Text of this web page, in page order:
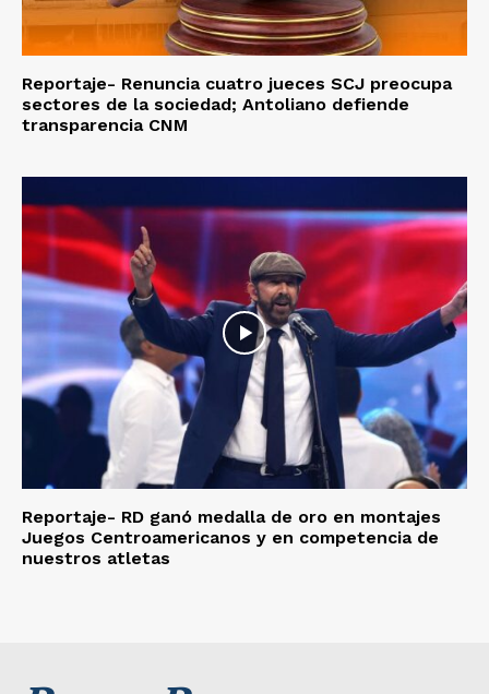
Reportaje- Renuncia cuatro jueces SCJ preocupa
sectores de la sociedad; Antoliano defiende
transparencia CNM
Reportaje- RD ganó medalla de oro en montajes
Juegos Centroamericanos y en competencia de
nuestros atletas